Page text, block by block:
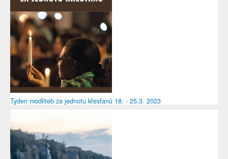
Týden modliteb za jednotu křesťanů 18. - 25.3. 2023